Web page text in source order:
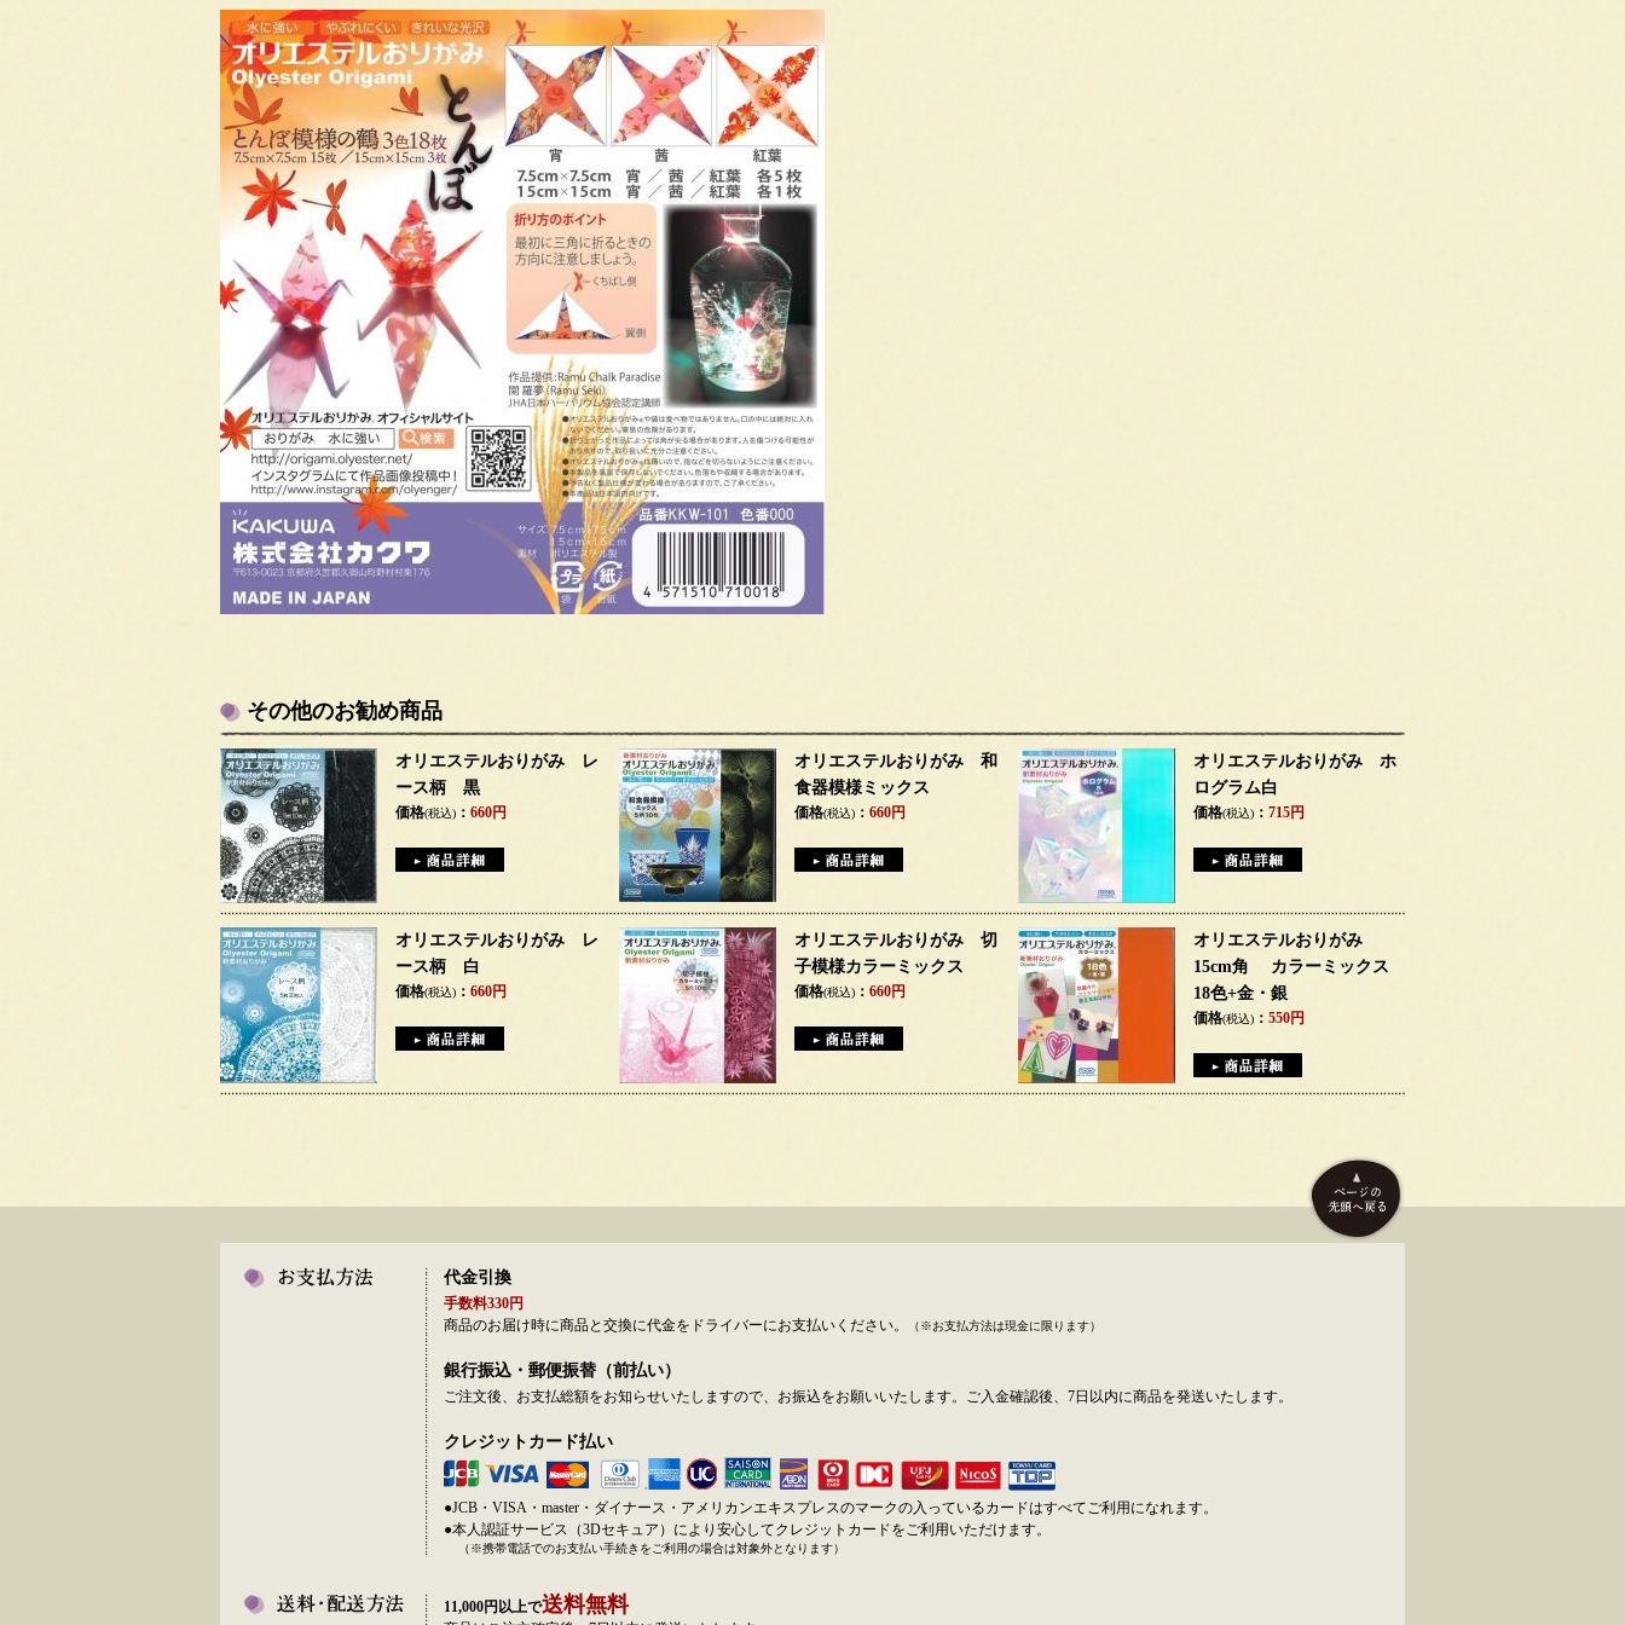
その他のお勧め商品
オリエステルおりがみ レ
ース柄 黒
価格(税込) ： 660円
オリエステルおりがみ 和
食器模様ミックス
価格(税込) ： 660円
オリエステルおりがみ ホ
ログラム白
価格(税込) ： 715円
オリエステルおりがみ レ
ース柄 白
価格(税込) ： 660円
オリエステルおりがみ 切
子模様カラーミックス
価格(税込) ： 660円
オリエステルおりがみ
15cm角 カラーミックス
18色+金・銀
価格(税込) ： 550円
代金引換
手数料330円
商品のお届け時に商品と交換に代金をドライバーにお支払いください。
（※お支払方法は現金に限ります）
銀行振込・郵便振替（前払い）
ご注文後、お支払総額をお知らせいたしますので、お振込をお願いいたします。ご入金確認後、7日以内に商品を発送いたします。
クレジットカード払い
●JCB・VISA・master・ダイナース・アメリカンエキスプレスのマークの入っているカードはすべてご利用になれます。
●本人認証サービス（3Dセキュア）により安心してクレジットカードをご利用いただけます。
（※携帯電話でのお支払い手続きをご利用の場合は対象外となります）
11,000円以上で送料無料